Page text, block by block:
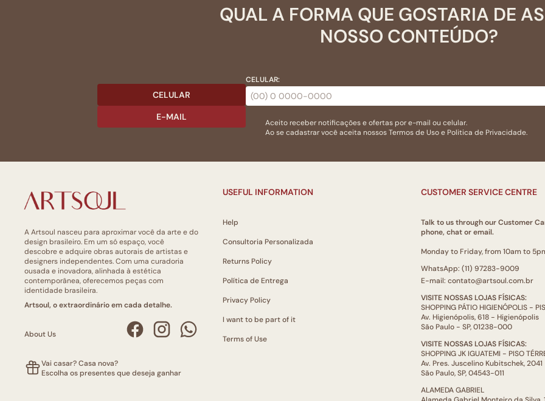
QUAL A FORMA QUE GOSTARIA DE
NOSSO CONTEÚDO?
CELULAR
E-MAIL
CELULAR:
Aceito receber notificações e ofertas por e-mail ou celular.
Ao se cadastrar você aceita nossosTermos de Usoe Politica de Privacidade.
A Artsoul nasceu para aproximar você da arte e do
design brasileiro. Em um só espaço, você
descobre e adquire obras autorais de artistas e
designers independentes. Com uma curadoria
ousada e inovadora, alinhada à estética
contemporânea, oferecemos peças com
identidade brasileira.
Artsoul, o extraordinário em cada detalhe.
About Us
Vai casar? Casa nova?
Escolha os presentes que deseja ganhar
USEFUL INFORMATION
Help
Consultoria Personalizada
Returns Policy
Política de Entrega
Privacy Policy
I want to be part of it
Terms of Use
CUSTOMER SERVICE CENTRE
Talk to us through our Customer
phone, chat or email.
Monday to Friday, from 10am to
WhatsApp: (11) 97283-9009
E-mail: contato@artsoul.com.br
VISITE NOSSAS LOJAS FÍSICAS:
SHOPPING PÁTIO HIGIENÓPOLIS -
Av. Higienópolis, 618 - Higienópolis
São Paulo - SP, 01238-000
VISITE NOSSAS LOJAS FÍSICAS:
SHOPPING JK IGUATEMI - PISO
Av. Pres. Juscelino Kubitschek, 2041
São Paulo, SP, 04543-011
ALAMEDA GABRIEL